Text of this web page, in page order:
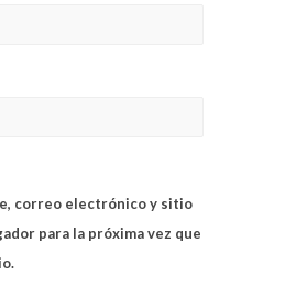
correo electrónico y sitio
para la próxima vez que